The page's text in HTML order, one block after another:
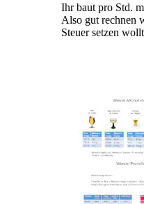
Ihr baut pro Std.
Also gut rechnen
Steuer setzen